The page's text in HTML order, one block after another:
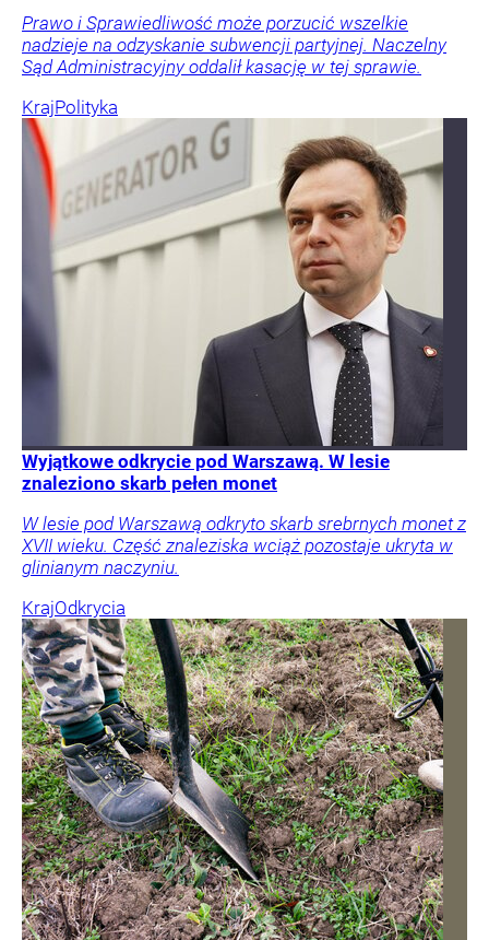
Prawo i Sprawiedliwość może porzucić wszelkie
nadzieje na odzyskanie subwencji partyjnej. Naczelny
Sąd Administracyjny oddalił kasację w tej sprawie.
KrajPolityka
Wyjątkowe odkrycie pod Warszawą. W lesie
znaleziono skarb pełen monet
W lesie pod Warszawą odkryto skarb srebrnych monet z
XVII wieku. Część znaleziska wciąż pozostaje ukryta w
glinianym naczyniu.
KrajOdkrycia